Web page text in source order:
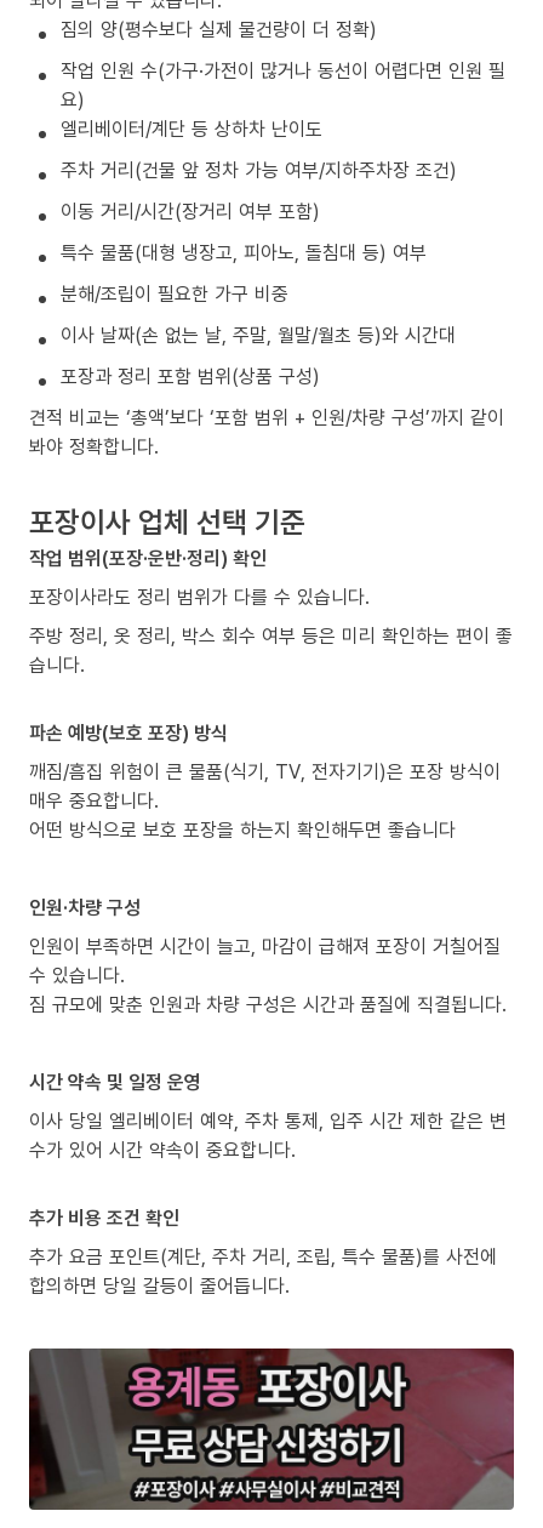
짐의 양(평수보다 실제 물건량이 더 정확)
작업 인원 수(가구·가전이 많거나 동선이 어렵다면 인원 필
요)
엘리베이터/계단 등 상하차 난이도
주차 거리(건물 앞 정차 가능 여부/지하주차장 조건)
이동 거리/시간(장거리 여부 포함)
특수 물품(대형 냉장고, 피아노, 돌침대 등) 여부
분해/조립이 필요한 가구 비중
이사 날짜(손 없는 날, 주말, 월말/월초 등)와 시간대
포장과 정리 포함 범위(상품 구성)
견적 비교는 ‘총액’보다 ‘포함 범위 + 인원/차량 구성’까지 같이
봐야 정확합니다.
포장이사 업체 선택 기준
작업 범위(포장·운반·정리) 확인
포장이사라도 정리 범위가 다를 수 있습니다.
주방 정리, 옷 정리, 박스 회수 여부 등은 미리 확인하는 편이 좋
습니다.
파손 예방(보호 포장) 방식
깨짐/흠집 위험이 큰 물품(식기, TV, 전자기기)은 포장 방식이
매우 중요합니다.
어떤 방식으로 보호 포장을 하는지 확인해두면 좋습니다
인원·차량 구성
인원이 부족하면 시간이 늘고, 마감이 급해져 포장이 거칠어질
수 있습니다.
짐 규모에 맞춘 인원과 차량 구성은 시간과 품질에 직결됩니다.
시간 약속 및 일정 운영
이사 당일 엘리베이터 예약, 주차 통제, 입주 시간 제한 같은 변
수가 있어 시간 약속이 중요합니다.
추가 비용 조건 확인
추가 요금 포인트(계단, 주차 거리, 조립, 특수 물품)를 사전에
합의하면 당일 갈등이 줄어듭니다.